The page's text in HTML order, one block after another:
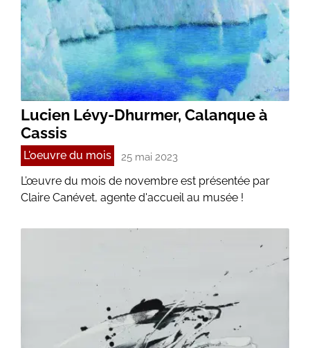
Lucien Lévy-Dhurmer, Calanque à
Cassis
L'oeuvre du mois 25 mai 2023
L’œuvre du mois de novembre est présentée par
Claire Canévet, agente d'accueil au musée !